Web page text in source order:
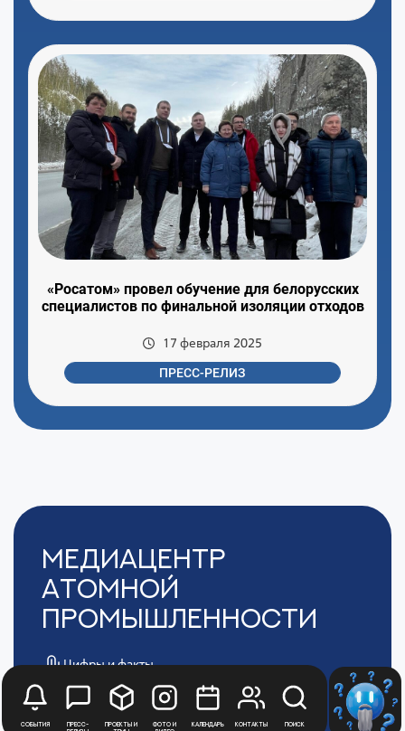
События
Пресс-
Проекты и
Фото и
Календарь Контакты Поиск
«Росатом» провел обучение для белорусских
специалистов по финальной изоляции отходов
17 февраля 2025
ПРЕСС-РЕЛИЗ
Медиацентр
Атомной
Промышленности
Цифры и факты
Все новости юбилейного года
Политика обработки персональных данных
АТОММЕДИА